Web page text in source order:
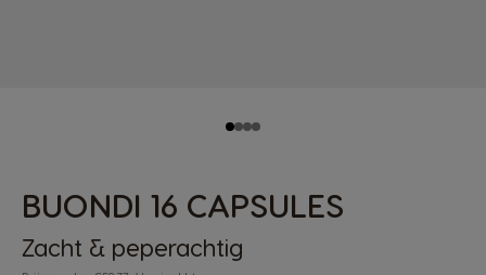
BUONDI 16 CAPSULES
Zacht & peperachtig